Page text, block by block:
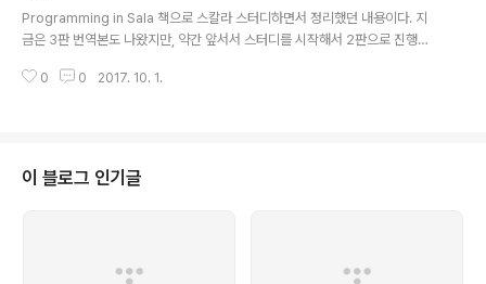
Programming in Sala 책으로 스칼라 스터디하면서 정리했던 내용이다. 지
금은 3판 번역본도 나왔지만, 약간 앞서서 스터디를 시작해서 2판으로 진행했
eadtailenqueue // enqueue 연산이 n 시간 걸림 class SlowAppendQ
owHeadQueue[T] ..
0 0 2017. 10. 1.
이 블로그 인기글